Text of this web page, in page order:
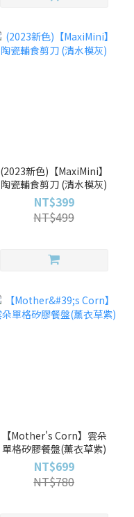
(2023新色)【MaxiMini】
陶瓷輔食剪刀 (清水模灰)
NT$399
NT$499
【Mother's Corn】雲朵
單格矽膠餐盤(薰衣草紫)
NT$699
NT$780